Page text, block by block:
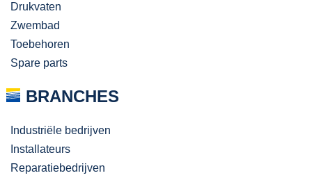
Drukvaten
Zwembad
Toebehoren
Spare parts
BRANCHES
Industriële bedrijven
Installateurs
Reparatiebedrijven